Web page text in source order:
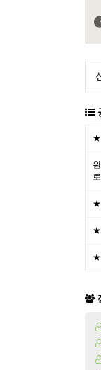
★
★
★
★